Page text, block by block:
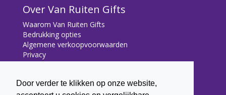
Door verder te klikken op onze website,
Over Van Ruiten Gifts
Waarom Van Ruiten Gifts
Bedrukking opties
Algemene verkoopvoorwaarden
Privacy
Contact
Contact